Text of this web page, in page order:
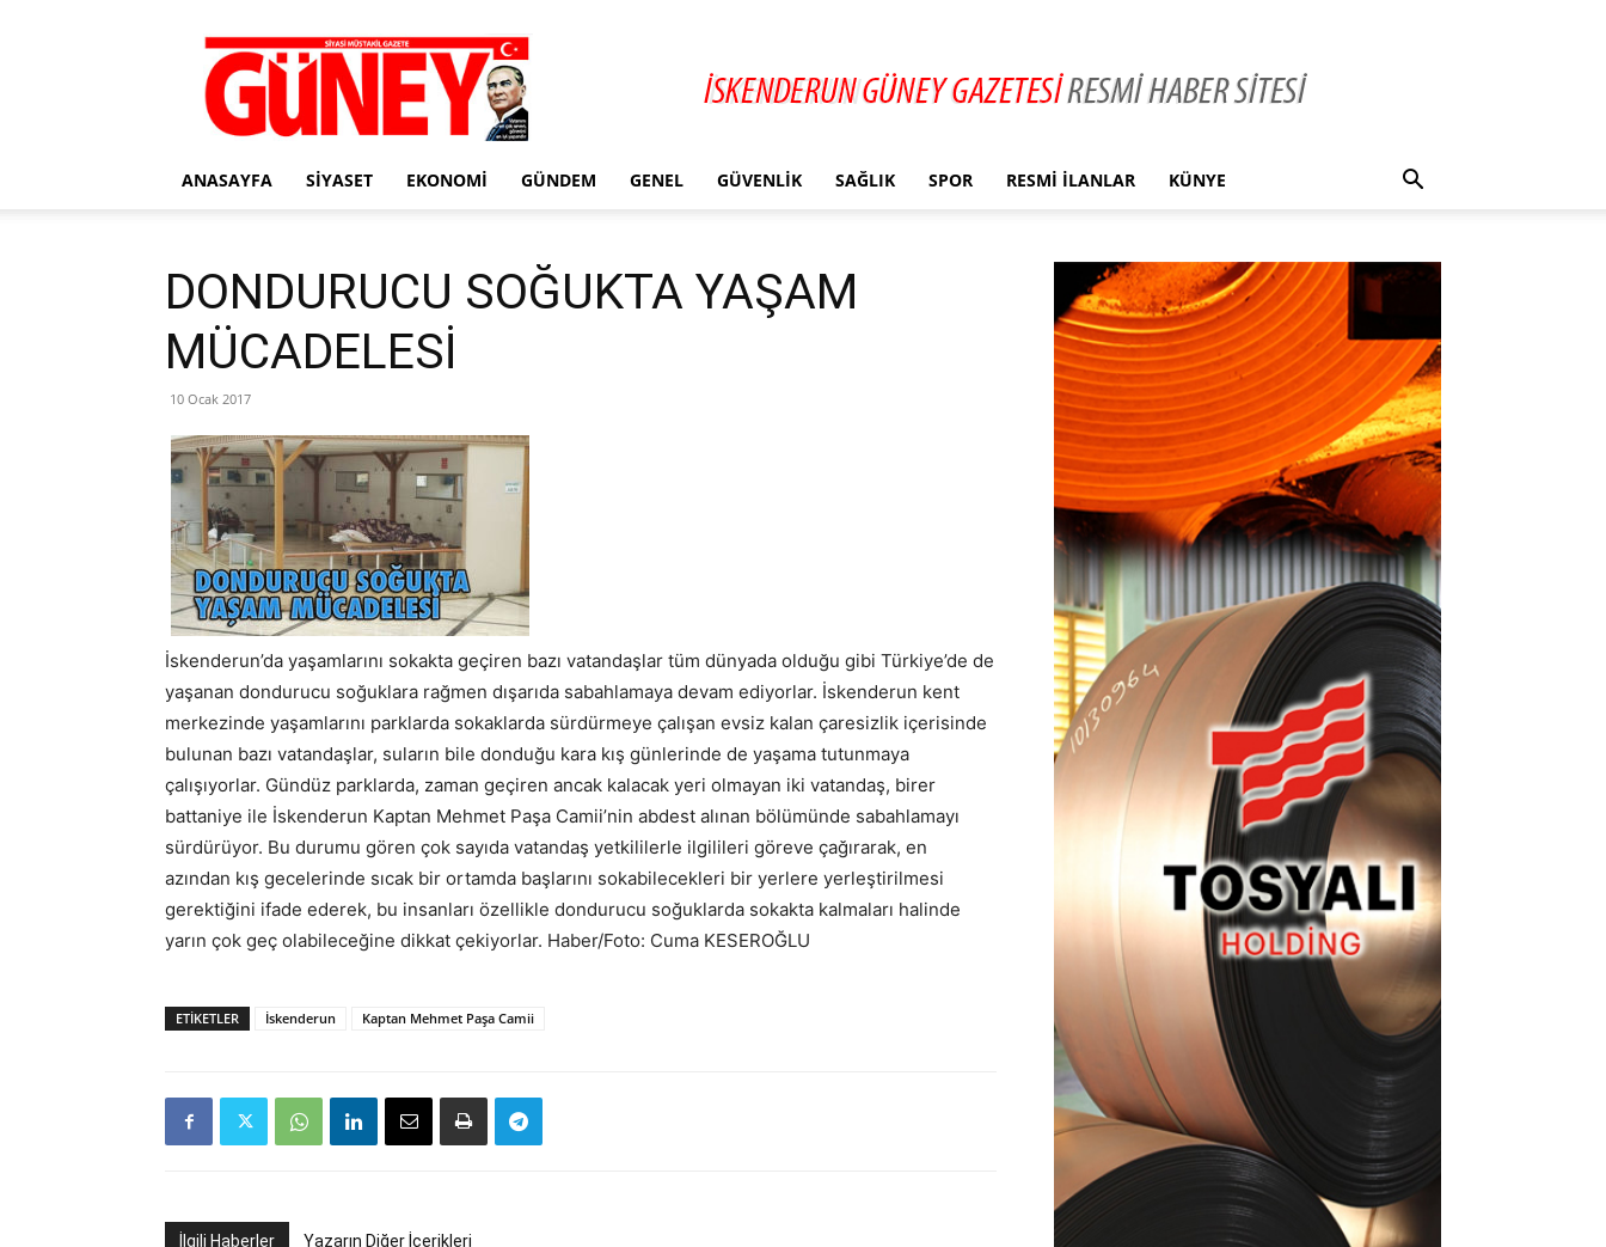
Gazete
Güney
ANASAYFA SIYASET EKONOMI GÜNDEM GENEL GÜVENLIK SAĞLIK SPOR RESMI İLANLAR KÜNYE
DONDURUCU SOĞUKTA YAŞAM
MÜCADELESİ
10 Ocak 2017
İskenderun’da yaşamlarını sokakta geçiren bazı vatandaşlar tüm dünyada olduğu gibi Türkiye’de de
yaşanan dondurucu soğuklara rağmen dışarıda sabahlamaya devam ediyorlar. İskenderun kent
merkezinde yaşamlarını parklarda sokaklarda sürdürmeye çalışan evsiz kalan çaresizlik içerisinde
bulunan bazı vatandaşlar, suların bile donduğu kara kış günlerinde de yaşama tutunmaya
çalışıyorlar. Gündüz parklarda, zaman geçiren ancak kalacak yeri olmayan iki vatandaş, birer
battaniye ile İskenderun Kaptan Mehmet Paşa Camii’nin abdest alınan bölümünde sabahlamayı
sürdürüyor. Bu durumu gören çok sayıda vatandaş yetkililerle ilgilileri göreve çağırarak, en
azından kış gecelerinde sıcak bir ortamda başlarını sokabilecekleri bir yerlere yerleştirilmesi
gerektiğini ifade ederek, bu insanları özellikle dondurucu soğuklarda sokakta kalmaları halinde
yarın çok geç olabileceğine dikkat çekiyorlar. Haber/Foto: Cuma KESEROĞLU
ETIKETLER İskenderun Kaptan Mehmet Paşa Camii
İlgili Haberler Yazarın Diğer İçerikleri